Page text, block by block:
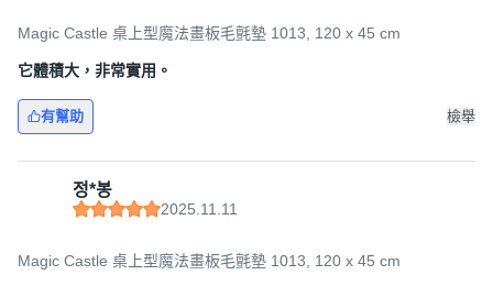
Magic Castle 桌上型魔法畫板毛氈墊 1013, 120 x 45 cm
它體積大，非常實用。
有幫助 檢舉
정*봉
2025.11.11
Magic Castle 桌上型魔法畫板毛氈墊 1013, 120 x 45 cm